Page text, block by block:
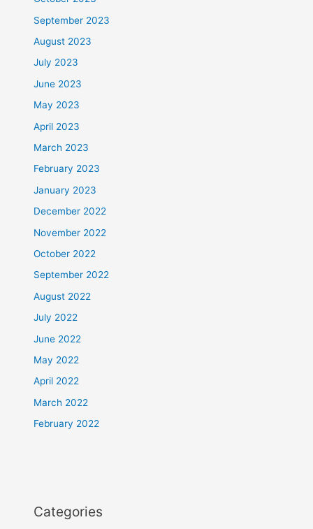
September 2023
August 2023
July 2023
June 2023
May 2023
April 2023
March 2023
February 2023
January 2023
December 2022
November 2022
October 2022
September 2022
August 2022
July 2022
June 2022
May 2022
April 2022
March 2022
February 2022
Categories